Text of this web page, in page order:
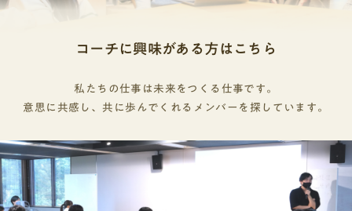
コーチに興味がある方はこちら
私たちの仕事は未来をつくる仕事です。
意思に共感し、共に歩んでくれるメンバーを探しています。